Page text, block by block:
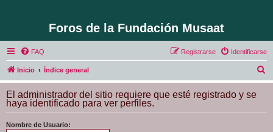
Foros de la Fundación Musaat
FAQ Identificarse
Registrarse
Inicio Índice general
u
c
El administrador del sitio requiere que esté registrado y se
haya identificado para ver perfiles.
Nombre de Usuario: